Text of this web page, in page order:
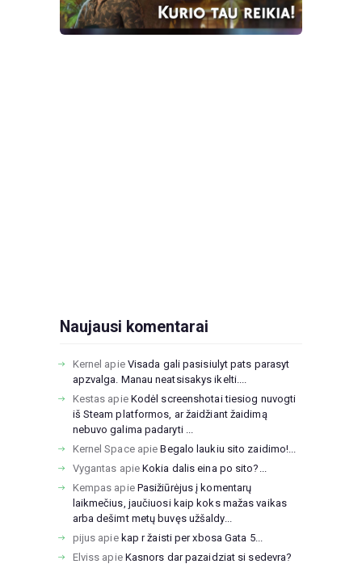
Naujausi komentarai
Kernel apie Visada gali pasisiulyt pats parasyt
apzvalga. Manau neatsisakys ikelti....
Kestas apie Kodėl screenshotai tiesiog nuvogti
iš Steam platformos, ar žaidžiant žaidimą
nebuvo galima padaryti ...
Kernel SpaceapieBegalo laukiu sito zaidimo!...
Vygantas apieKokia dalis eina po sito?...
Kempas apie Pasižiūrėjus į komentarų
laikmečius, jaučiuosi kaip koks mažas vaikas
arba dešimt metų buvęs užšaldy...
pijus apie kap r žaisti per xbosa Gata 5...
Elviss apie Kasnors dar pazaidziat si sedevra?